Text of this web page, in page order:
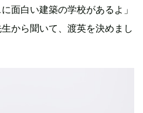
面白い建築の学校があるよ」
から聞いて、渡英を決めまし